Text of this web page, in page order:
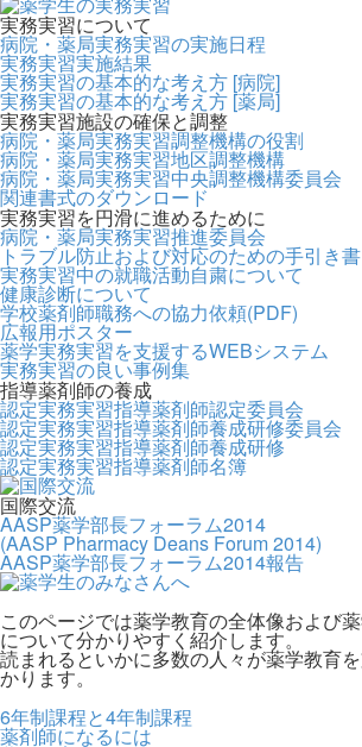
実務実習について
病院・薬局実務実習の実施日程
実務実習実施結果
実務実習の基本的な考え方 [病院]
実務実習の基本的な考え方 [薬局]
実務実習施設の確保と調整
病院・薬局実務実習調整機構の役割
病院・薬局実務実習地区調整機構
病院・薬局実務実習中央調整機構委員会
関連書式のダウンロード
実務実習を円滑に進めるために
病院・薬局実務実習推進委員会
トラブル防止および対応のための手引き書
実務実習中の就職活動自粛について
健康診断について
学校薬剤師職務への協力依頼(PDF)
広報用ポスター
薬学実務実習を支援するWEBシステム
実務実習の良い事例集
指導薬剤師の養成
認定実務実習指導薬剤師認定委員会
認定実務実習指導薬剤師養成研修委員会
認定実務実習指導薬剤師養成研修
認定実務実習指導薬剤師名簿
国際交流
AASP薬学部長フォーラム2014
(AASP Pharmacy Deans Forum 2014)
AASP薬学部長フォーラム2014報告
このページでは薬学教育の全体像および
について分かりやすく紹介します。
読まれるといかに多数の人々が薬学教育
かります。
6年制課程と4年制課程
薬剤師になるには